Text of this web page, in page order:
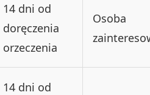
14 dni od
doręczenia
orzeczenia
Osoba
14 dni od